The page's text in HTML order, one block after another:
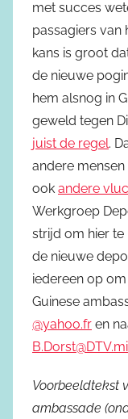
met succes
passagiers van
kans is groot
de nieuwe
hem alsnog in
geweld tegen
juist de regel.
andere
ook andere
Werkgroep
strijd om hier
de nieuwe
iedereen op
Guinese
@yahoo.fr en
Voorbeeldtekst
ambassade